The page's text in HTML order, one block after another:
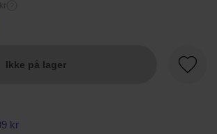
Ikke på lager
kr